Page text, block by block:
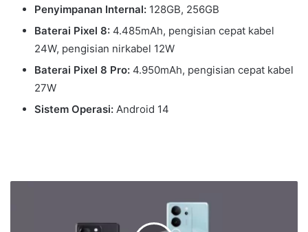
Penyimpanan Internal: 128GB, 256GB
Baterai Pixel 8: 4.485mAh, pengisian cepat kabel
24W, pengisian nirkabel 12W
Baterai Pixel 8 Pro: 4.950mAh, pengisian cepat kabel
27W
Sistem Operasi: Android 14